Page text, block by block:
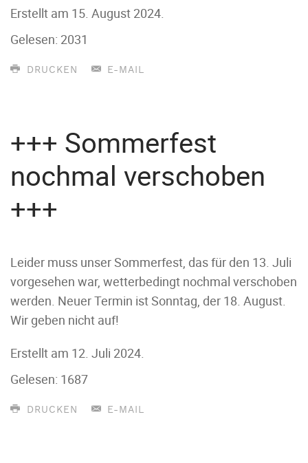
Erstellt am 15. August 2024.
Gelesen: 2031
DRUCKEN E-MAIL
+++ Sommerfest
nochmal verschoben
+++
Leider muss unser Sommerfest, das für den 13. Juli
vorgesehen war, wetterbedingt nochmal verschoben
werden. Neuer Termin ist Sonntag, der 18. August.
Wir geben nicht auf!
Erstellt am 12. Juli 2024.
Gelesen: 1687
DRUCKEN E-MAIL